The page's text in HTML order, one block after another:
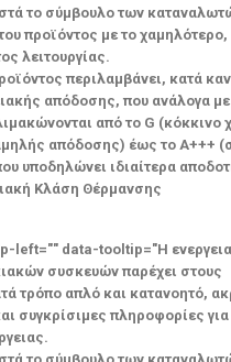
το σύμβουλο των
προϊόντος με το χαμηλότερο,
λειτουργίας.
περιλαμβάνει, κατά
απόδοσης, που ανάλογα με
από το G (κόκκινο
απόδοσης) έως το Α+++
υποδηλώνει ιδιαίτερα
Κλάση Θέρμανσης
left="" data-tooltip="Η
συσκευών παρέχει στους
τρόπο απλό και κατανοητό,
συγκρίσιμες πληροφορίες για